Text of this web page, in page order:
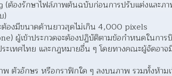
ต้องรักษาไฟล์ภาพต้นฉบับก่อนการปรับแต่งและภา
)
องมีขนาดด้านยาวสุดไม่เกิน 4,000 pixels
ผู้เข้าประกวดจะต้องปฏิบัติตามข้อกำหนดในการ
เทศไทย และกฎหมายอื่น ๆ โดยทางคณะผู้จัดอาจ
พ ตัวอักษร หรือกราฟิกใด ๆ ลงบนภาพ รวมทั้งห้าม